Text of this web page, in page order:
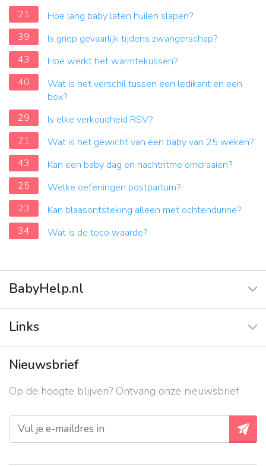
21
Hoe lang baby laten huilen slapen?
39
Is griep gevaarlijk tijdens zwangerschap?
43
Hoe werkt het warmtekussen?
40
Wat is het verschil tussen een ledikant en een
box?
29
Is elke verkoudheid RSV?
21
Wat is het gewicht van een baby van 25 weken?
43
Kan een baby dag en nachtritme omdraaien?
25
Welke oefeningen postpartum?
23
Kan blaasontsteking alleen met ochtendurine?
34
Wat is de toco waarde?
BabyHelp.nl
Vraag & Antwoord
Links
Contact
Over ons
Privacy beleid
Nieuwsbrief
Op de hoogte blijven? Ontvang onze nieuwsbrief